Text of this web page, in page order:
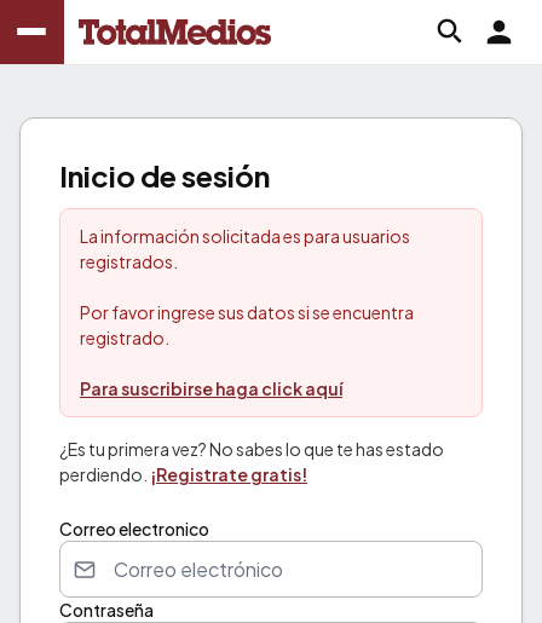
Inicio de sesión
La información solicitada es para usuarios
registrados.
Por favor ingrese sus datos si se encuentra
registrado.
Para suscribirse haga click aquí
¿Es tu primera vez? No sabes lo que te has estado
perdiendo. ¡Registrate gratis!
Correo electronico
Contraseña